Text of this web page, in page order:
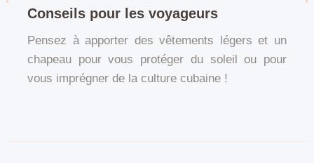
Conseils pour les voyageurs
Pensez à apporter des vêtements légers et un
chapeau pour vous protéger du soleil ou pour
vous imprégner de la culture cubaine !